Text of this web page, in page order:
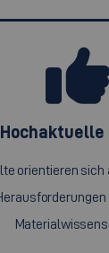
Hochaktuelle
orientieren